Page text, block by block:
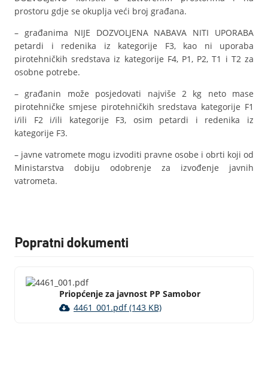
prostoru gdje se okuplja veći broj građana.
– građanima NIJE DOZVOLJENA NABAVA NITI UPORABA
petardi i redenika iz kategorije F3, kao ni uporaba
pirotehničkih sredstava iz kategorije F4, P1, P2, T1 i T2 za
osobne potrebe.
– građanin može posjedovati najviše 2 kg neto mase
pirotehničke smjese pirotehničkih sredstava kategorije F1
i/ili F2 i/ili kategorije F3, osim petardi i redenika iz
kategorije F3.
– javne vatromete mogu izvoditi pravne osobe i obrti koji od
Ministarstva dobiju odobrenje za izvođenje javnih
vatrometa.
Popratni dokumenti
Priopćenje za javnost PP Samobor
4461_001.pdf (143 KB)